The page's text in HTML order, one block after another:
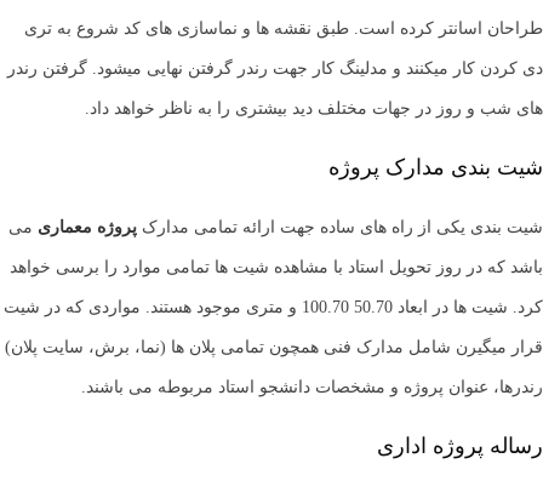
طراحان اسانتر کرده است. طبق نقشه ها و نماسازی های کد شروع به تری
دی کردن کار میکنند و مدلینگ کار جهت رندر گرفتن نهایی میشود. گرفتن رندر
های شب و روز در جهات مختلف دید بیشتری را به ناظر خواهد داد.
شیت بندی مدارک پروژه
شیت بندی یکی از راه های ساده جهت ارائه تمامی مدارک پروژه معماری می
باشد که در روز تحویل استاد با مشاهده شیت ها تمامی موارد را برسی خواهد
کرد. شیت ها در ابعاد 50.70 100.70 و متری موجود هستند. مواردی که در شیت
قرار میگیرن شامل مدارک فنی همچون تمامی پلان ها (نما، برش، سایت پلان)
رندرها، عنوان پروژه و مشخصات دانشجو استاد مربوطه می باشند.
رساله پروژه اداری